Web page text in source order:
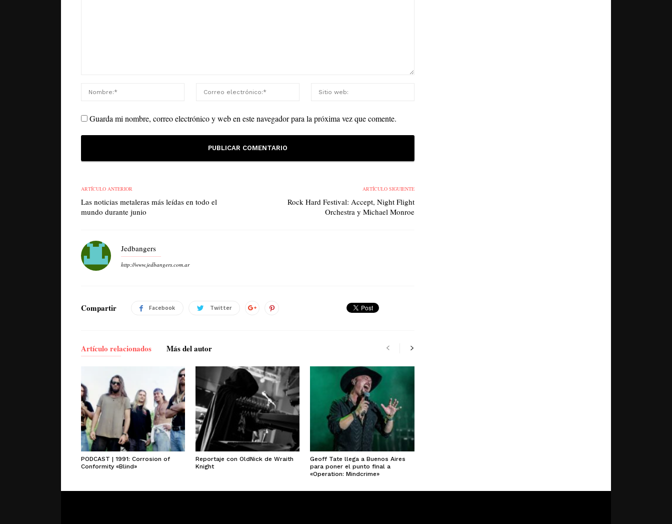
Guarda mi nombre, correo electrónico y web en este navegador para la próxima vez que comente.
ARTÍCULO ANTERIOR
Las noticias metaleras más leídas en todo el
mundo durante junio
ARTÍCULO SIGUIENTE
Rock Hard Festival: Accept, Night Flight
Orchestra y Michael Monroe
Jedbangers
http://www.jedbangers.com.ar
Compartir Facebook Twitter
Artículo relacionados Más del autor
PODCAST | 1991: Corrosion of
Conformity «Blind»
Reportaje con OldNick de Wraith
Knight
Geoff Tate llega a Buenos Aires
para poner el punto final a
«Operation: Mindcrime»